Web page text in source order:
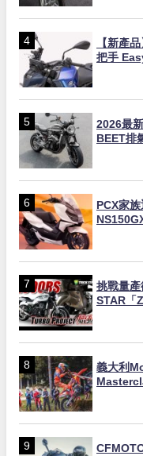
【新產
把手
2026最
BEET排
PCX家
挑戰量
STAR「
義大利